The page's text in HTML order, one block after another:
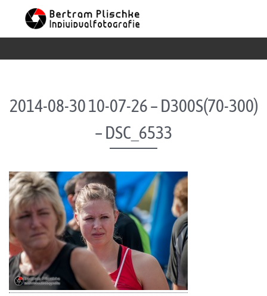
Skip to content
2014-08-30 10-07-26 – D300S(70-300)
– DSC_6533